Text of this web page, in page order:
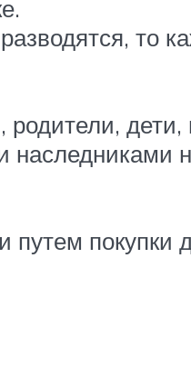
то
дети,
наследниками
путем покупки